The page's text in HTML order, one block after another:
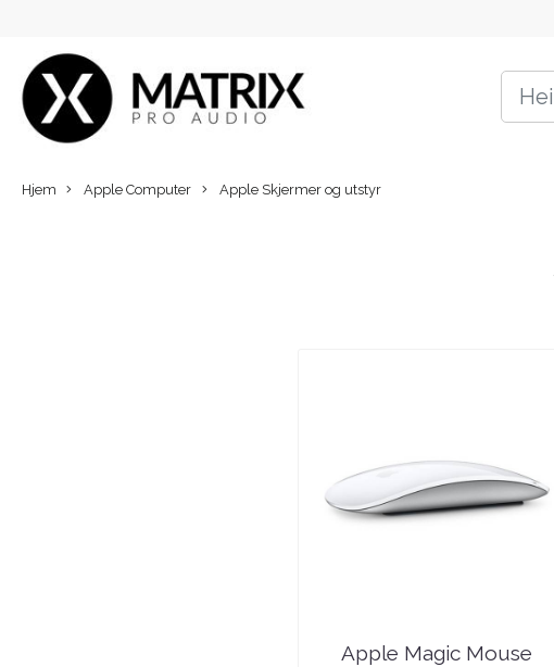
Hjem Apple Computer Apple Skjermer og utstyr
Apple Magic Mouse